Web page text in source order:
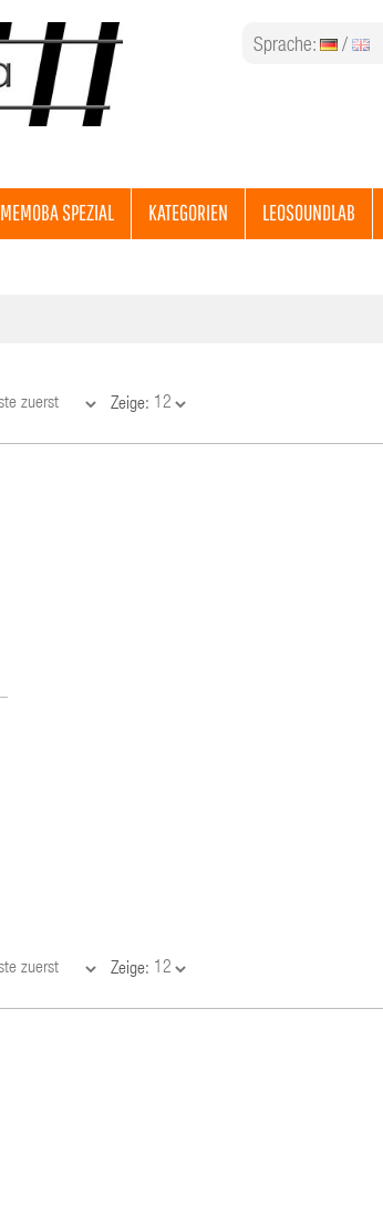
Sprache: /
MEMOBA SPEZIAL KATEGORIEN LEOSOUNDLAB
Zeige:
Zeige: